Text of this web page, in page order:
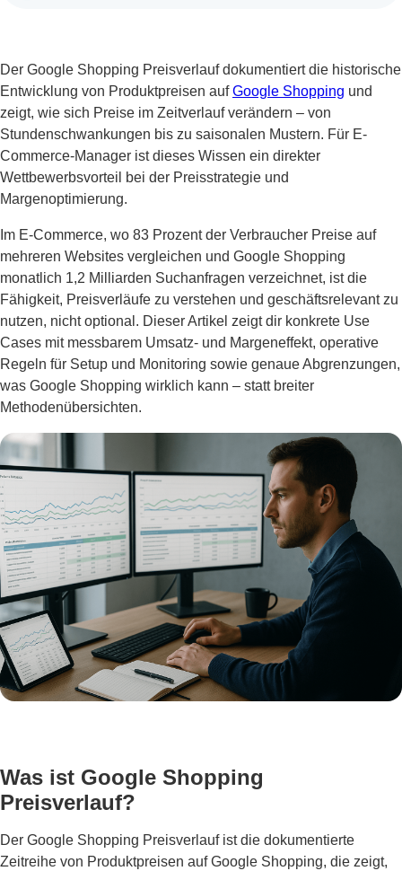
Der Google Shopping Preisverlauf dokumentiert die historische
Entwicklung von Produktpreisen aufGoogle Shopping und
zeigt, wie sich Preise im Zeitverlauf verändern – von
Stundenschwankungen bis zu saisonalen Mustern. Für E-
Commerce-Manager ist dieses Wissen ein direkter
Wettbewerbsvorteil bei der Preisstrategie und
Margenoptimierung.
Im E-Commerce, wo 83 Prozent der Verbraucher Preise auf
mehreren Websites vergleichen und Google Shopping
monatlich 1,2 Milliarden Suchanfragen verzeichnet, ist die
Fähigkeit, Preisverläufe zu verstehen und geschäftsrelevant zu
nutzen, nicht optional. Dieser Artikel zeigt dir konkrete Use
Cases mit messbarem Umsatz- und Margeneffekt, operative
Regeln für Setup und Monitoring sowie genaue Abgrenzungen,
was Google Shopping wirklich kann – statt breiter
Methodenübersichten.
Was ist Google Shopping
Preisverlauf?
Der Google Shopping Preisverlauf ist die dokumentierte
Zeitreihe von Produktpreisen auf Google Shopping, die zeigt,